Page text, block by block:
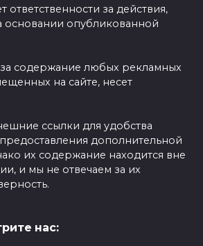
ответственности за действия,
основании опубликованной
за содержание любых рекламных
на сайте, несет
ссылки для удобства
дополнительной
их содержание находится вне
и мы не отвечаем за их
нас: